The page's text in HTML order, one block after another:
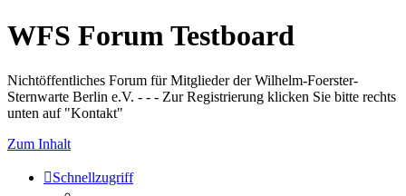
WFS Forum Testboard
Nichtöffentliches Forum für Mitglieder der Wilhelm-Foerster-
Sternwarte Berlin e.V. - - - Zur Registrierung klicken Sie bitte rechts
unten auf "Kontakt"
Zum Inhalt
Schnellzugriff